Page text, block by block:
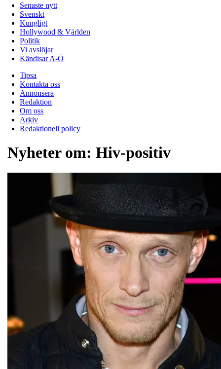
Senaste nytt
Svenskt
Kungligt
Hollywood & Världen
Politik
Vi avslöjar
Kändisar A-Ö
Tipsa
Kontakta oss
Annonsera
Redaktion
Om oss
Arkiv
Redaktionell policy
Nyheter om: Hiv-positiv